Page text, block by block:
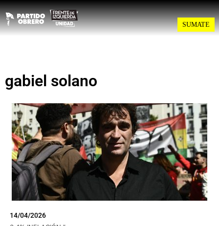
SUMATE
gabiel solano
14/04/2026